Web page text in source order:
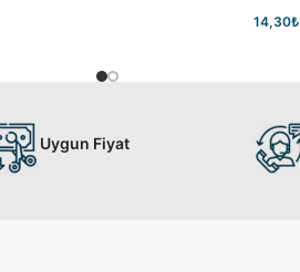
14,30₺
Uygun Fiyat